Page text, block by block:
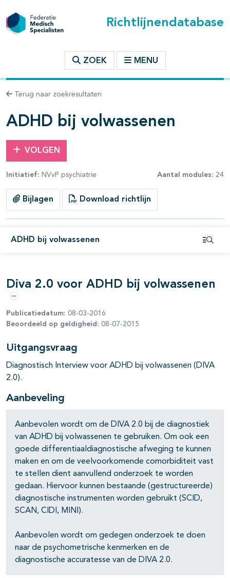
Richtlijnendatabase
ZOEK MENU
Terug naar zoekresultaten
ADHD bij volwassenen
VOLGEN
Initiatief: NVvP psychiatrie Aantal modules: 24
Bijlagen Download richtlijn
ADHD bij volwassenen
binnen deze richtlijn
open- en dichtklappen
open- en dichtklappen
Diva 2.0 voor ADHD bij volwassenen
Opties
Publicatiedatum: 08-03-2016
Beoordeeld op geldigheid: 08-07-2015
Uitgangsvraag
Diagnostisch Interview voor ADHD bij volwassenen (DIVA
2.0).
Aanbeveling
Aanbevolen wordt om de DIVA 2.0 bij de diagnostiek
van ADHD bij volwassenen te gebruiken. Om ook een
goede differentiaaldiagnostische afweging te kunnen
maken en om de veelvoorkomende comorbiditeit vast
te stellen dient aanvullend onderzoek te worden
gedaan. Hiervoor kunnen bestaande (gestructureerde)
diagnostische instrumenten worden gebruikt (SCID,
SCAN, CIDI, MINI).
Aanbevolen wordt om gedegen onderzoek te doen
naar de psychometrische kenmerken en de
diagnostische accuratesse van de DIVA 2.0.